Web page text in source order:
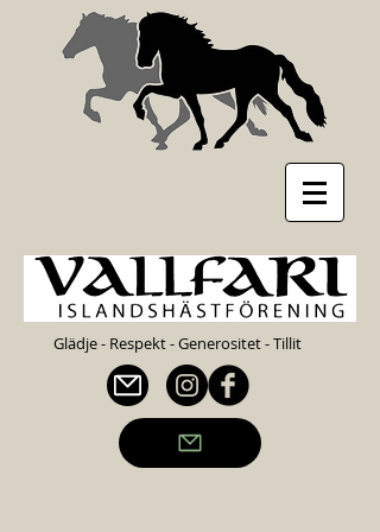
Glädje - Respekt - Generositet - Tillit